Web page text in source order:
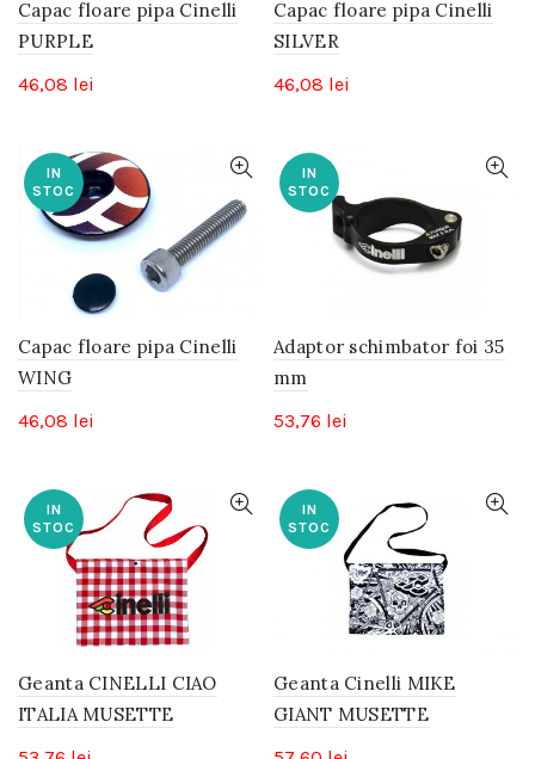
Capac floare pipa Cinelli
PURPLE
46,08 lei
Capac floare pipa Cinelli
SILVER
46,08 lei
IN
STOC
Capac floare pipa Cinelli
WING
46,08 lei
IN
STOC
Adaptor schimbator foi 35
mm
53,76 lei
IN
STOC
Geanta CINELLI CIAO
ITALIA MUSETTE
IN
STOC
Geanta Cinelli MIKE
GIANT MUSETTE